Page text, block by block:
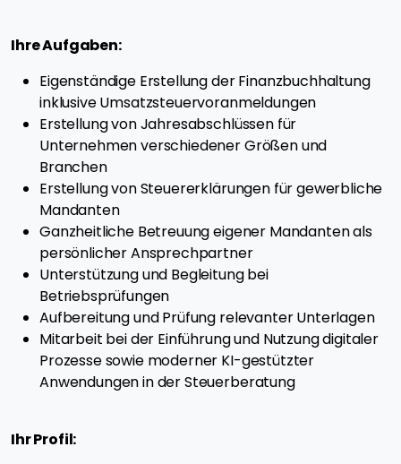
Ihre Aufgaben:
Eigenständige Erstellung der Finanzbuchhaltung
inklusive Umsatzsteuervoranmeldungen
Erstellung von Jahresabschlüssen für
Unternehmen verschiedener Größen und
Branchen
Erstellung von Steuererklärungen für gewerbliche
Mandanten
Ganzheitliche Betreuung eigener Mandanten als
persönlicher Ansprechpartner
Unterstützung und Begleitung bei
Betriebsprüfungen
Aufbereitung und Prüfung relevanter Unterlagen
Mitarbeit bei der Einführung und Nutzung digitaler
Prozesse sowie moderner KI-gestützter
Anwendungen in der Steuerberatung
Ihr Profil: